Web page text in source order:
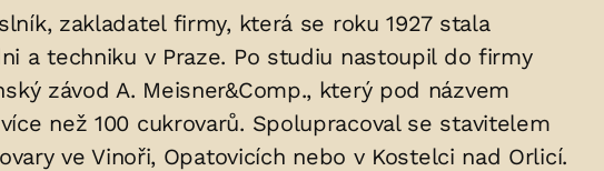
zakladatel firmy, která se roku 1927 stala
a techniku v Praze. Po studiu nastoupil do firmy
závod A. Meisner&Comp., který pod názvem
než 100 cukrovarů. Spolupracoval se stavitelem
ve Vinoři, Opatovicích nebo v Kostelci nad Orlicí.